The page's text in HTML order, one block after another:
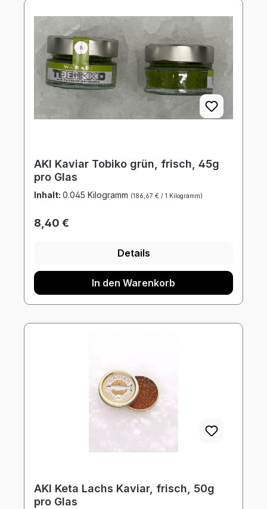
AKI Kaviar Tobiko grün, frisch, 45g
pro Glas
Inhalt: 0.045 Kilogramm (186,67 € / 1 Kilogramm)
Regulärer Preis:
8,40 €
Details
In den Warenkorb
AKI Keta Lachs Kaviar, frisch, 50g
pro Glas